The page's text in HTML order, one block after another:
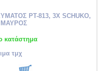
PT-813, 3X SCHUKO,
ΜΑΥΡΟΣ
κατάστημα
τμχ